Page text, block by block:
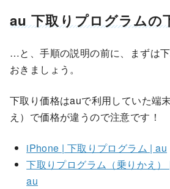
au 下取りプログラムの
…と、手順の説明の前に、まずは
おきましょう。
下取り価格はauで利用していた端
え）で価格が違うので注意です！
iPhone | 下取りプログラム | au
下取りプログラム（乗りかえ
au